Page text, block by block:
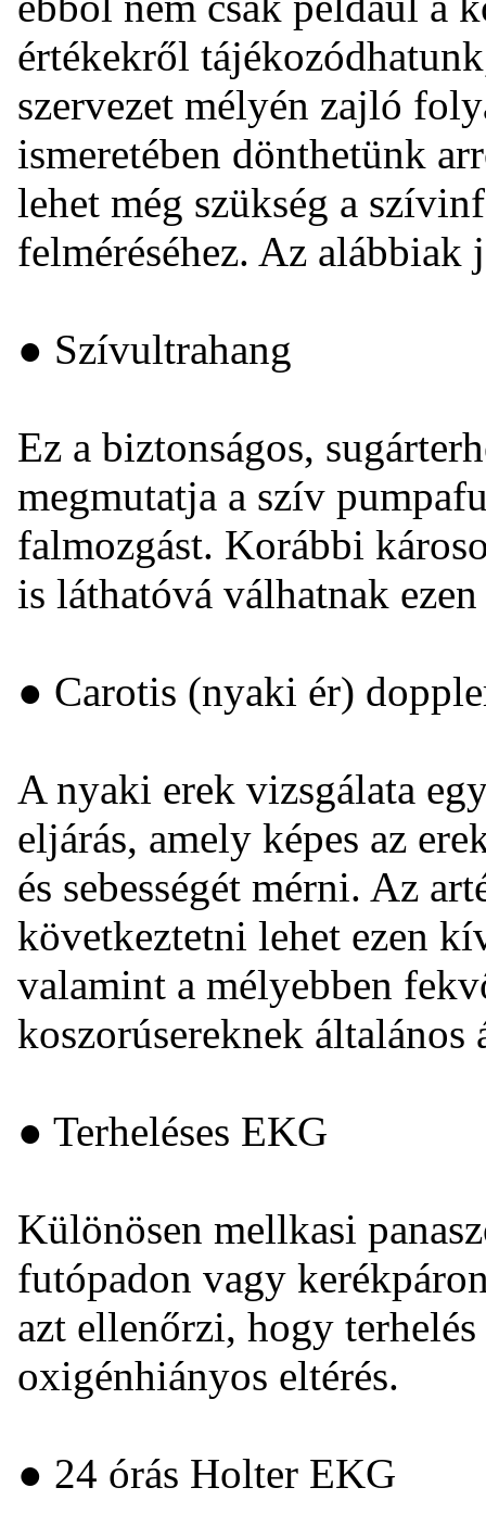
értékekről
szervezet mélyén zajló
ismeretében dönthetünk
lehet még szükség a
felméréséhez. Az alábbiak
● Szívultrahang
Ez a biztonságos,
megmutatja a szív
falmozgást. Korábbi
is láthatóvá válhatnak
● Carotis (nyaki ér)
A nyaki erek vizsgálata
eljárás, amely képes az
és sebességét mérni. Az
következtetni lehet ezen
valamint a mélyebben
koszorúsereknek általános
● Terheléses EKG
Különösen mellkasi
futópadon vagy
azt ellenőrzi, hogy
oxigénhiányos eltérés.
● 24 órás Holter EKG